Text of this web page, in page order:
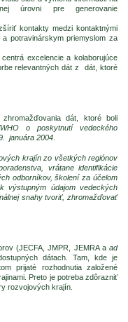
úrovni pre generovanie
kontakty medzi kontaktnými
potravinárskym priemyslom za
excelencie a kolaborujúce
relevantných dát z dát, ktoré
dát, ktoré boli
o poskytnutí vedeckého
januára 2004
krajín zo všetkých regiónov
vrátane identifikácie
odborníkov, školení za účelom
výstupným údajom vedeckých
snahy tvoriť, zhromažďovať
(JECFA, JMPR, JEMRA a ad
dátach. Tam, kde je
prijaté rozhodnutia založené
Preto je potreba zdôrazniť
rozvojových krajín.